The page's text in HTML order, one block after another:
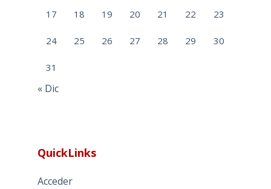
17 18 19 20 21 22 23
24 25 26 27 28 29 30
31
« Dic
QuickLinks
Acceder